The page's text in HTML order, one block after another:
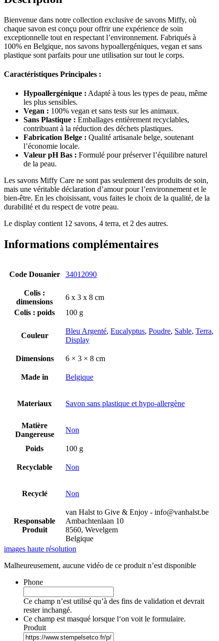
Bienvenue dans notre collection exclusive de savons Miffy, où
chaque savon est conçu pour offrir une expérience de soin
exceptionnelle tout en respectant l’environnement. Fabriqués à
100% en Belgique, nos savons hypoallergéniques, vegan et sans
plastique sont parfaits pour une utilisation sur tout le corps.
Caractéristiques Principales :
Hypoallergénique : Adapté à tous les types de peau, même
les plus sensibles.
Vegan : 100% vegan et sans tests sur les animaux.
Sans Plastique : Emballages entièrement recyclables,
contribuant à la réduction des déchets plastiques.
Fabrication Belge : Qualité artisanale belge, soutenant
l’économie locale.
Valeur pH Bas : Formulé pour préserver l’équilibre naturel
de la peau.
Les savons Miffy Care ne sont pas seulement des produits de soin,
mais une véritable déclaration d’amour pour l’environnement et le
bien-être. En les choisissant, vous faites le choix de la qualité, de la
durabilité et du respect de votre peau.
Le display contient 12 savons, 4 terra, et 2 des autres.
Informations complémentaires
Code Douanier 34012090
Colis :
dimensions
6 x 3 x 8 cm
Colis : poids
100 g
Couleur
Bleu Argenté, Eucalyptus, Poudre, Sable, Terra,
Display
Dimensions 6 × 3 × 8 cm
Made in Belgique
Materiaux Savon sans plastique et hypo-allergène
Matière
Dangereuse
Non
Poids 100 g
Recyclable Non
Recyclé Non
Responsable
Produit
van Halst to Give & Enjoy - info@vanhalst.be
Ambachtenlaan 10
8560, Wevelgem
Belgique
images haute résolution
Malheureusement, aucune vidéo de ce produit n’est disponible
Phone
Ce champ n’est utilisé qu’à des fins de validation et devrait
rester inchangé.
Ce champ est masqué lorsque l‘on voit le formulaire.
Produit